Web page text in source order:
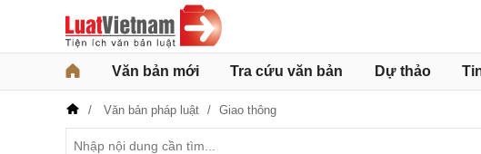
Văn bản mới Tra cứu văn bản Dự thảo
Văn bản pháp luật Giao thông